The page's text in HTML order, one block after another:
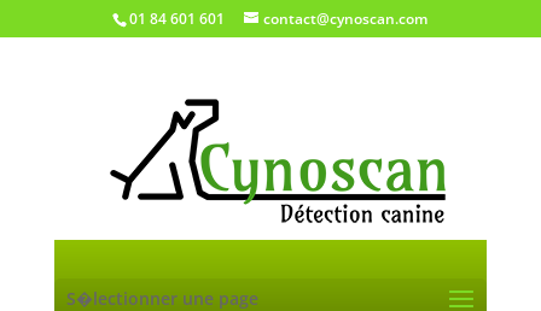
01 84 601 601 contact@cynoscan.com
S�lectionner une page